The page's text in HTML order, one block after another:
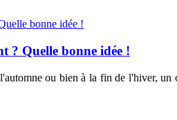
? Quelle bonne idée !
ou bien à la fin de l'hiver, un